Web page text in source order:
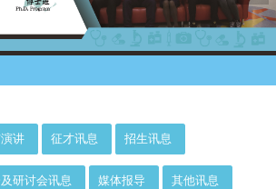
讲 征才讯息 招生讯息
研讨会讯息 媒体报导 其他讯息